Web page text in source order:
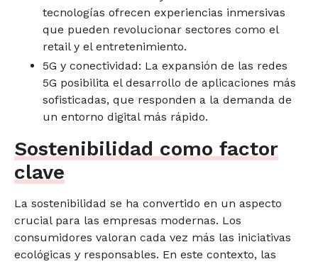
tecnologías ofrecen experiencias inmersivas
que pueden revolucionar sectores como el
retail y el entretenimiento.
5G y conectividad: La expansión de las redes
5G posibilita el desarrollo de aplicaciones más
sofisticadas, que responden a la demanda de
un entorno digital más rápido.
Sostenibilidad como factor
clave
La sostenibilidad se ha convertido en un aspecto
crucial para las empresas modernas. Los
consumidores valoran cada vez más las iniciativas
ecológicas y responsables. En este contexto, las